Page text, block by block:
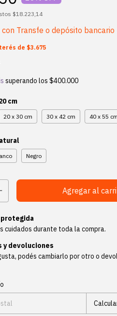
$18.223,14
con Transfe o depósito bancario
de $3.675
superando los$400.000
cm
20 x 30 cm 30 x 42 cm 40 x 55
Negro
protegida
cuidados durante toda la compra.
y devoluciones
podés cambiarlo por otro o